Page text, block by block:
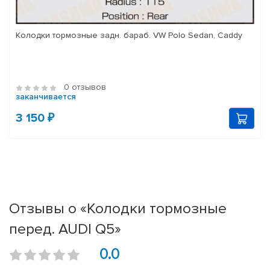
Колодки тормозные задн. бараб. VW Polo Sedan, Caddy
0 отзывов
заканчивается
3 150 ₽
Отзывы о «Колодки тормозные
перед. AUDI Q5»
0.0